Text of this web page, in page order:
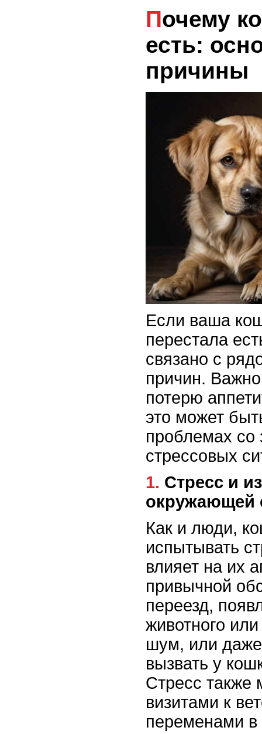
Почему кошка может не
есть:
причины
Если ваша
перестала
связано с
причин.
потерю
это может
проблемах со
стрессовых
1. Стресс и изменения в
окружающей
Как и люди,
испытывать
влияет на их
привычной
переезд,
животного
шум, или
вызвать у
Стресс также
визитами к
переменами в